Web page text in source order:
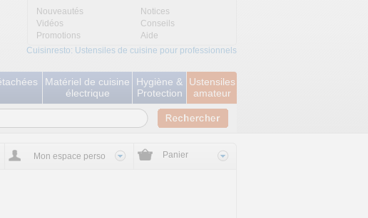
Nouveautés
Notices
Vidéos
Conseils
Promotions
Aide
Cuisinresto: Ustensiles de cuisine pour professionnels
Matériel de cuisine
électrique
Hygiène &
Protection
Ustensiles
amateur
Mon espace perso Panier